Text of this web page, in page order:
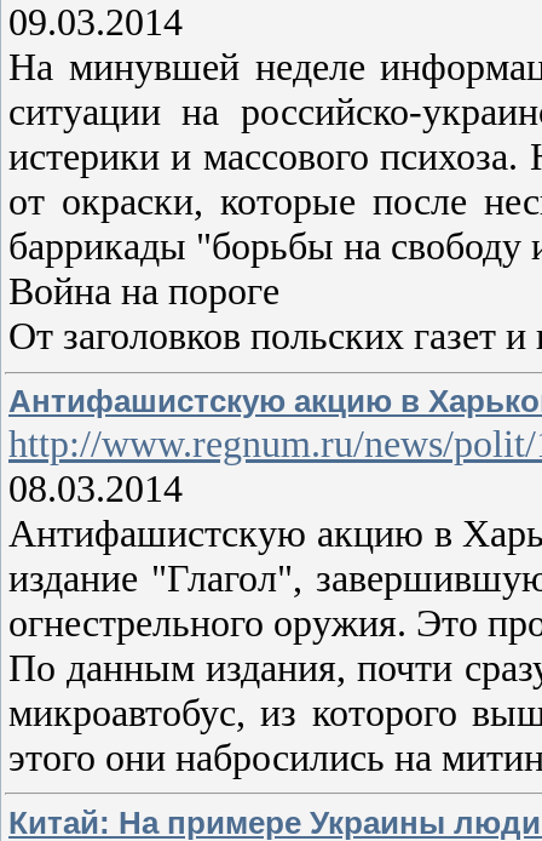
09.03.2014
На минувшей неделе
ситуации на российско-
истерики и массового
от окраски, которые после
баррикады "борьбы на свободу
Война на пороге
От заголовков польских газет
Антифашистскую акцию в
http://www.regnum.ru/news/
08.03.2014
Антифашистскую акцию в
издание "Глагол",
огнестрельного оружия. Это
По данным издания, почти
микроавтобус, из которого
этого они набросились на
Китай: На примере Украины люди